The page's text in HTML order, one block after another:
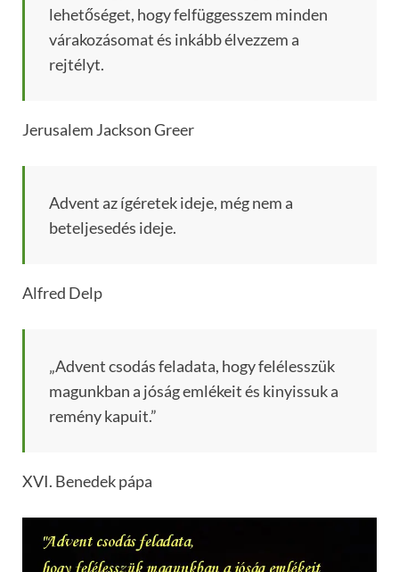
lehetőséget, hogy felfüggesszem minden
várakozásomat és inkább élvezzem a
rejtélyt.
Jerusalem Jackson Greer
Advent az ígéretek ideje, még nem a
beteljesedés ideje.
Alfred Delp
„Advent csodás feladata, hogy felélesszük
magunkban a jóság emlékeit és kinyissuk a
remény kapuit.”
XVI. Benedek pápa